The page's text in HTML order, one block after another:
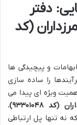
دفتر
(کد
و پیچیدگی ها
را ساده سازی
ویژه ای پیدا می
،
نه تنها پل ارتباطی